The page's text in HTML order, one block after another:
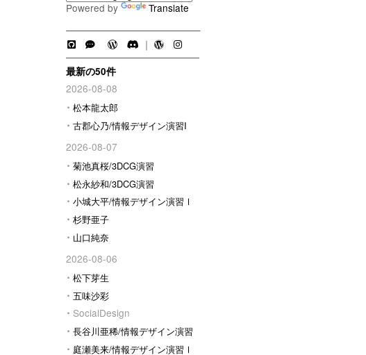
Powered by Translate
｜
最新の50件
2026-08-08
松本龍太郎
古郡心乃/情報デザイン演習I
2026-08-07
菊池真桜/3DCG演習
松永紗和/3DCG演習
小城大平/情報デザイン演習Ⅰ
杉野亜子
山口純奈
2026-08-06
松下芽生
五味沙彩
SocialDesign
長谷川亜稀/情報デザイン演習
Ⅰ 庭瀬美来/情報デザイン演習Ⅰ